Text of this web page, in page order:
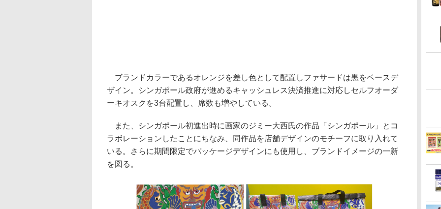
ブランドカラーであるオレンジを差し色として配置しファサードは黒をベースデ
ザイン。シンガポール政府が進めるキャッシュレス決済推進に対応しセルフオーダ
ーキオスクを3台配置し、席数も増やしている。
また、シンガポール初進出時に画家のジミー大西氏の作品「シンガポール」とコ
ラボレーションしたことにちなみ、同作品を店舗デザインのモチーフに取り入れて
いる。さらに期間限定でパッケージデザインにも使用し、ブランドイメージの一新
を図る。